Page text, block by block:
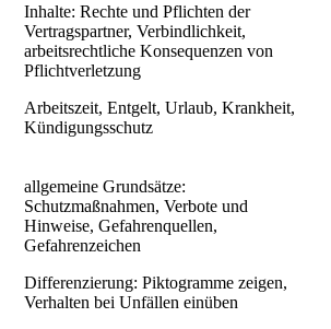
Inhalte: Rechte und Pflichten der
Vertragspartner, Verbindlichkeit,
arbeitsrechtliche Konsequenzen von
Pflichtverletzung
Arbeitszeit, Entgelt, Urlaub, Krankheit,
Kündigungsschutz
allgemeine Grundsätze:
Schutzmaßnahmen, Verbote und
Hinweise, Gefahrenquellen,
Gefahrenzeichen
Differenzierung: Piktogramme zeigen,
Verhalten bei Unfällen einüben